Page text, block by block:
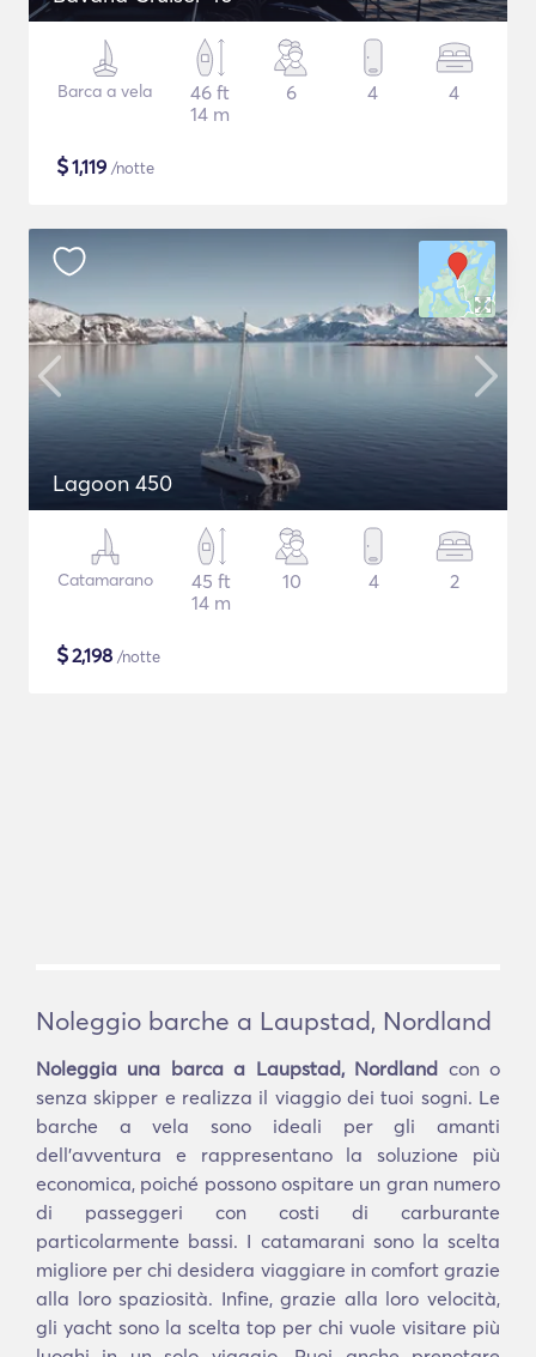
Barca a vela
46 ft
14 m
6 4 4
$1,119 /notte
Lagoon 450
Catamarano
45 ft
14 m
10 4 2
$2,198 /notte
Noleggio barche a Laupstad, Nordland
Noleggia una barca a Laupstad, Nordland con o
senza skipper e realizza il viaggio dei tuoi sogni. Le
barche a vela sono ideali per gli amanti
dell'avventura e rappresentano la soluzione più
economica, poiché possono ospitare un gran numero
di passeggeri con costi di carburante
particolarmente bassi. I catamarani sono la scelta
migliore per chi desidera viaggiare in comfort grazie
alla loro spaziosità. Infine, grazie alla loro velocità,
gli yacht sono la scelta top per chi vuole visitare più